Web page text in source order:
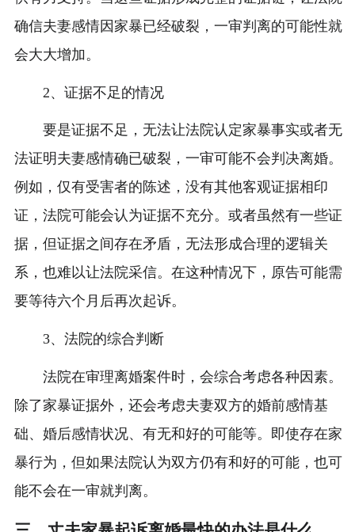
确信夫妻感情因家暴已经破裂，一审判离的可能性就
会大大增加。
2、证据不足的情况
要是证据不足，无法让法院认定家暴事实或者无
法证明夫妻感情确已破裂，一审可能不会判决离婚。
例如，仅有受害者的陈述，没有其他客观证据相印
证，法院可能会认为证据不充分。或者虽然有一些证
据，但证据之间存在矛盾，无法形成合理的逻辑关
系，也难以让法院采信。在这种情况下，原告可能需
要等待六个月后再次起诉。
3、法院的综合判断
法院在审理离婚案件时，会综合考虑各种因素。
除了家暴证据外，还会考虑夫妻双方的婚前感情基
础、婚后感情状况、有无和好的可能等。即使存在家
暴行为，但如果法院认为双方仍有和好的可能，也可
能不会在一审就判离。